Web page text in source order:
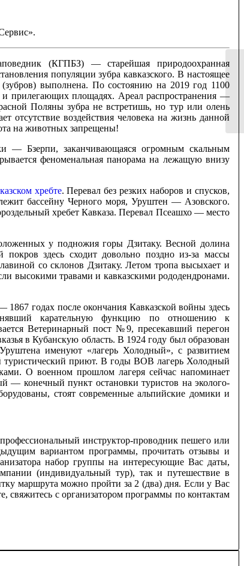
(КГПБЗ) — старейшая природоохранная
популяции зубра кавказского. В настоящее
выполнена. По состоянию на 2019 год 1100
и прилегающих площадях. Ареал распространения —
Поляны зубра не встретишь, но тур или олень
отсутствие воздействия человека на жизнь данной
на животных запрещены!
— Бзерпи, заканчивающаяся огромным скальным
феноменальная панорама на лежащую внизу
хребте. Перевал без резких наборов и спусков,
бассейну Черного моря, Уруштен — Азовского.
хребет Кавказа. Перевал Псеашхо — место
у подножия горы Дзитаку. Весной долина
здесь сходит довольно поздно из-за массы
со склонов Дзитаку. Летом тропа высыхает и
высокими травами и кавказскими рододендронами.
годах после окончания Кавказской войны здесь
карательную функцию по отношению к
Ветеринарный пост №9, пресекавший перегон
в Кубанскую область. В 1924 году был образован
именуют «лагерь Холодный», с развитием
туристический приют. В годы ВОВ лагерь Холодный
О военном прошлом лагеря сейчас напоминает
— конечный пункт остановки туристов на эколого-
стоят современные альпийские домики и
инструктор-проводник пешего или
вариантом программы, прочитать отзывы и
набор группы на интересующие Вас даты,
(индивидуальный тур), так и путешествие в
маршрута можно пройти за 2 (два) дня. Если у Вас
свяжитесь с организатором программы по контактам